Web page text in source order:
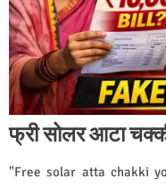
फ्री सोलर आटा
"Free solar atta chakki